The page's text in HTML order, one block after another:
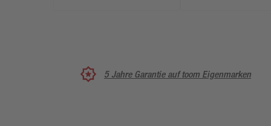
5 Jahre Garantie auf toom Eigenmarken